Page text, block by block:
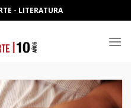
- LITERATURA